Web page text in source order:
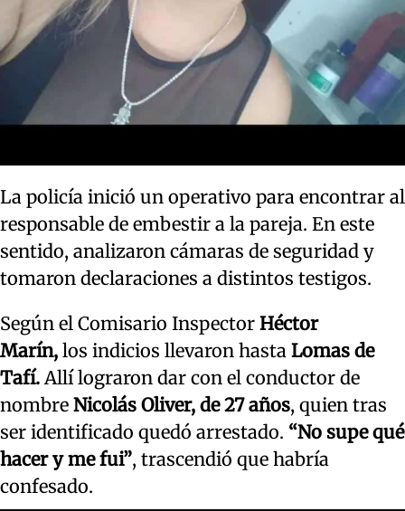
La policía inició un operativo para encontrar al
responsable de embestir a la pareja. En este
sentido, analizaron cámaras de seguridad y
tomaron declaraciones a distintos testigos.
Según el Comisario Inspector Héctor
Marín, los indicios llevaron hasta Lomas de
Tafí. Allí lograron dar con el conductor de
nombre Nicolás Oliver, de 27 años, quien tras
ser identificado quedó arrestado. “No supe qué
hacer y me fui”, trascendió que habría
confesado.